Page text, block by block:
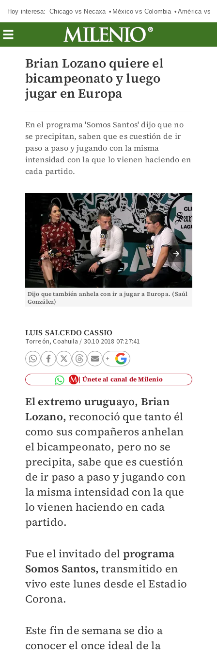
Hoy interesa: Chicago vs Necaxa México vs Colombia América vs
Brian Lozano quiere el
bicampeonato y luego
jugar en Europa
En el programa 'Somos Santos' dijo que no
se precipitan, saben que es cuestión de ir
paso a paso y jugando con la misma
intensidad con la que lo vienen haciendo en
cada partido.
Dijo que también anhela con ir a jugar a Europa. (Saúl
González)
LUIS SALCEDO CASSIO
Torreón, Coahuila / 30.10.2018 07:27:41
Únete al canal de Milenio
El extremo uruguayo, Brian
Lozano, reconoció que tanto él
como sus compañeros anhelan
el bicampeonato, pero no se
precipita, sabe que es cuestión
de ir paso a paso y jugando con
la misma intensidad con la que
lo vienen haciendo en cada
partido.
Fue el invitado del programa
Somos Santos,transmitido en
vivo este lunes desde el Estadio
Corona.
Este fin de semana se dio a
conocer el once ideal de la